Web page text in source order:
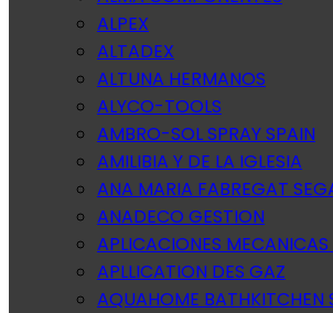
ALPEX
ALTADEX
ALTUNA HERMANOS
ALYCO-TOOLS
AMBRO-SOL SPRAY SPAIN
AMILIBIA Y DE LA IGLESIA
ANA MARIA FABREGAT
ANADECO GESTION
APLICACIONES
APLLICATION DES GAZ
AQUAHOME BATHKITCHEN